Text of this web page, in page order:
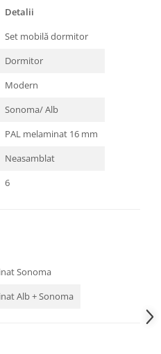
Detalii
Set mobilă dormitor
Dormitor
Modern
Sonoma/ Alb
PAL melaminat 16 mm
Neasamblat
6
Sonoma
Alb + Sonoma